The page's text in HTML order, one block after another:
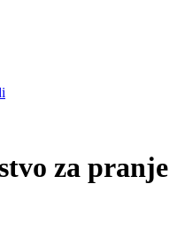
za pranje